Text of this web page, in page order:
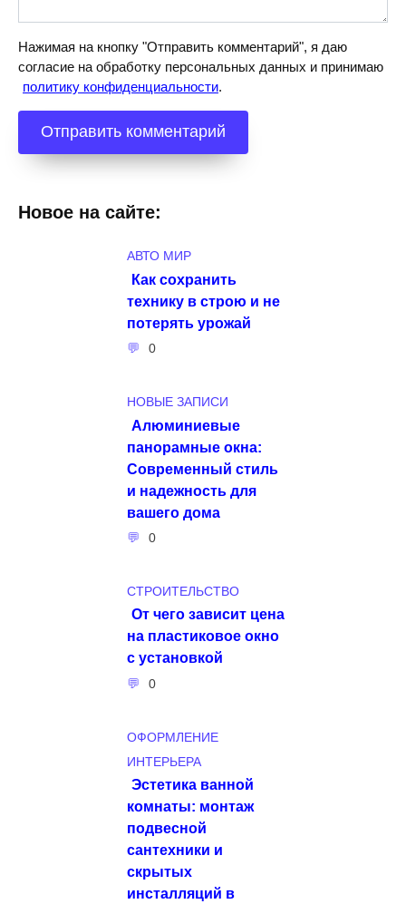
Нажимая на кнопку "Отправить комментарий", я даю
согласие на обработку персональных данных и принимаю
политику конфиденциальности.
Новое на сайте:
АВТО МИР
Как сохранить
технику в строю и не
потерять урожай
0
НОВЫЕ ЗАПИСИ
Алюминиевые
панорамные окна:
Современный стиль
и надежность для
вашего дома
0
СТРОИТЕЛЬСТВО
От чего зависит цена
на пластиковое окно
с установкой
0
ОФОРМЛЕНИЕ
ИНТЕРЬЕРА
Эстетика ванной
комнаты: монтаж
подвесной
сантехники и
скрытых
инсталляций в